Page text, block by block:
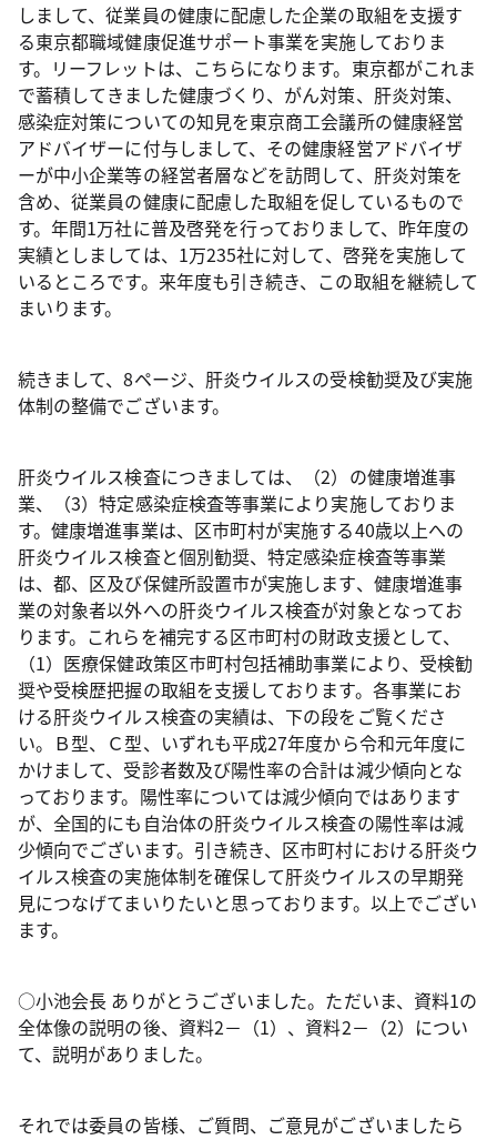
しまして、従業員の健康に配慮した企業の取組を支援す
る東京都職域健康促進サポート事業を実施しておりま
す。リーフレットは、こちらになります。東京都がこれま
で蓄積してきました健康づくり、がん対策、肝炎対策、
感染症対策についての知見を東京商工会議所の健康経営
アドバイザーに付与しまして、その健康経営アドバイザ
ーが中小企業等の経営者層などを訪問して、肝炎対策を
含め、従業員の健康に配慮した取組を促しているもので
す。年間1万社に普及啓発を行っておりまして、昨年度の
実績としましては、1万235社に対して、啓発を実施して
いるところです。来年度も引き続き、この取組を継続して
まいります。
続きまして、8ページ、肝炎ウイルスの受検勧奨及び実施
体制の整備でございます。
肝炎ウイルス検査につきましては、（2）の健康増進事
業、（3）特定感染症検査等事業により実施しておりま
す。健康増進事業は、区市町村が実施する40歳以上への
肝炎ウイルス検査と個別勧奨、特定感染症検査等事業
は、都、区及び保健所設置市が実施します、健康増進事
業の対象者以外への肝炎ウイルス検査が対象となってお
ります。これらを補完する区市町村の財政支援として、
（1）医療保健政策区市町村包括補助事業により、受検勧
奨や受検歴把握の取組を支援しております。各事業にお
ける肝炎ウイルス検査の実績は、下の段をご覧くださ
い。Ｂ型、Ｃ型、いずれも平成27年度から令和元年度に
かけまして、受診者数及び陽性率の合計は減少傾向とな
っております。陽性率については減少傾向ではあります
が、全国的にも自治体の肝炎ウイルス検査の陽性率は減
少傾向でございます。引き続き、区市町村における肝炎ウ
イルス検査の実施体制を確保して肝炎ウイルスの早期発
見につなげてまいりたいと思っております。以上でござい
ます。
○小池会長 ありがとうございました。ただいま、資料1の
全体像の説明の後、資料2－（1）、資料2－（2）につい
て、説明がありました。
それでは委員の皆様、ご質問、ご意見がございましたら